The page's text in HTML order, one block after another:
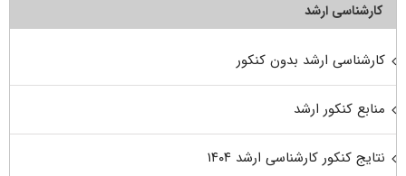
کارشناسی ارشد
کارشناسی ارشد بدون کنکور
منابع کنکور ارشد
نتایج کنکور کارشناسی ارشد ۱۴۰۴